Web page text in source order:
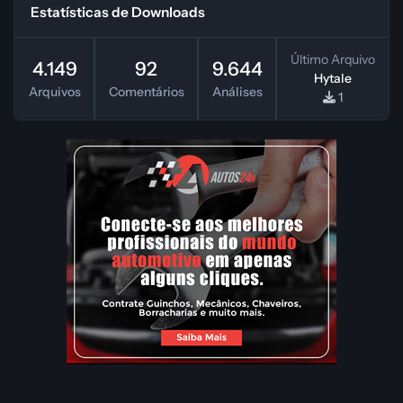
Estatísticas de Downloads
4.149
Arquivos
92
Comentários
9.644
Análises
Último Arquivo
Hytale
1